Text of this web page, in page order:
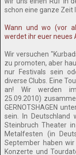
schon eine ganze Zeit
Wann und wo (vor
werdet ihr euer neues
Wir versuchen
zu promoten, aber
nur Festivals sein
diverse Clubs. Eine
an! Wir werden
25.09.2010)
GERNOTSHAGEN
sein. In Deutschland
Steinbruch Theater
Metalfesten (in
September haben
Konzerte und